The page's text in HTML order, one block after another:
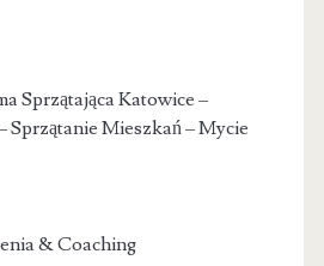
Sprzątająca Katowice –
Sprzątanie Mieszkań – Mycie
& Coaching